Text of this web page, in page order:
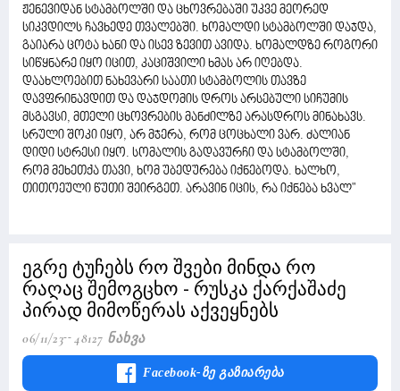
ჟენევიდან სტამბოლში და ცხოვრებაში უკვე მეორედ
სიკვდილს ჩავხედე თვალებში. ხომალდი სტამბოლში დაჯდა,
გაიარა ცოტა ხანი და ისევ ზევით ავიდა. ხომალდზე როგორი
სიწყნარე იყო იცით, კაციშვილი ხმას არ იღებდა.
დაახლოებით ნახევარი საათი სტამბოლის თავზე
დავფრინავდით და დაჯდომის დროს არსებული სიჩუმის
მსგავსი, მთელი ცხოვრების მანძილზე არასდროს მინახავს.
სრული შოკი იყო, არ მჯერა, რომ ცოცხალი ვარ. ძალიან
დიდი სტრესი იყო. სომალის გადავურჩი და სტამბოლში,
რომ მეხეთქა თავი, ხომ უბედურება იქნებოდა. ხალხო,
თითოეული წუთი შეირგეთ. არავინ იცის, რა იქნება ხვალ"
ეგრე ტუჩებს რო შვები მინდა რო
რაღაც შემოგცხო - რუსკა ქარქაშაძე
პირად მიმოწერას აქვეყნებს
06/11/23 48127 Ნახვა
Facebook-Ზე Გაზიარება